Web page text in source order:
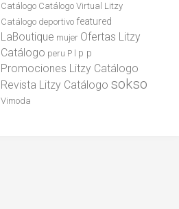
Catálogo Catálogo Virtual Litzy
Catálogo deportivo featured
LaBoutique mujer Ofertas Litzy
Catálogo peru P l p p
Promociones Litzy Catálogo
Revista Litzy Catálogo sokso
Vimoda